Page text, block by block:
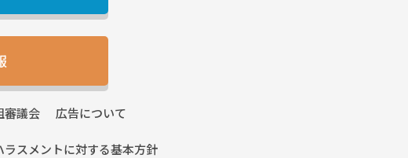
審議会 広告について
ラスメントに対する基本方針